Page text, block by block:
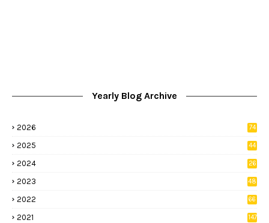
Yearly Blog Archive
2026
74
2025
44
2024
26
2023 48
2022
66
2021
147